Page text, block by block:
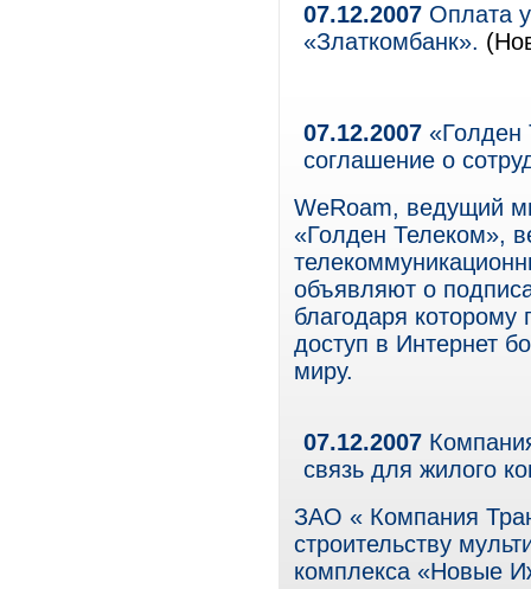
07.12.2007 Оплата
«Златкомбанк».
07.12.2007 «Голден
соглашение о
WeRoam, ведущий
«Голден Телеком»,
объявляют о
благодаря которому
доступ в Интернет
миру.
07.12.2007
связь для жилого
ЗАО « Компания
строительству
комплекса «Новые